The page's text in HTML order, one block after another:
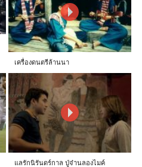
เครื่องดนตรีล้านนา
แลรักนิรันดร์กาล ปู่จ๋านลองไมค์